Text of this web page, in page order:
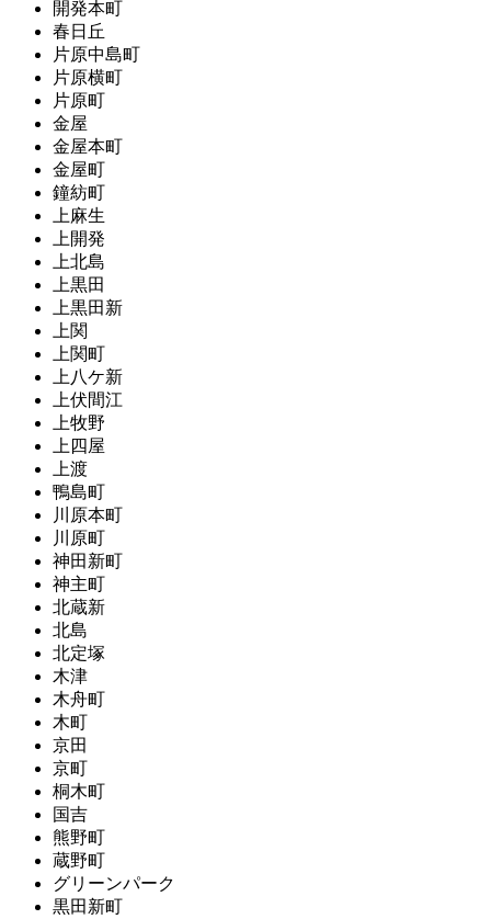
開発本町
春日丘
片原中島町
片原横町
片原町
金屋
金屋本町
金屋町
鐘紡町
上麻生
上開発
上北島
上黒田
上黒田新
上関
上関町
上八ケ新
上伏間江
上牧野
上四屋
上渡
鴨島町
川原本町
川原町
神田新町
神主町
北蔵新
北島
北定塚
木津
木舟町
木町
京田
京町
桐木町
国吉
熊野町
蔵野町
グリーンパーク
黒田新町